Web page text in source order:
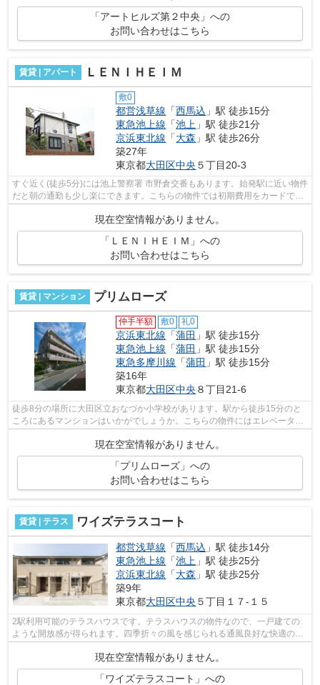
「アートヒルズ第２中央」への
お問い合わせはこちら
賃貸 | アパート ＬＥＮＩＨＥＩＭ
敷0
都営浅草線 「西馬込 」駅 徒歩15分
東急池上線 「池上 」駅 徒歩21分
京浜東北線 「大森 」駅 徒歩26分
築27年
東京都大田区中央 ５丁目20-3
すぐ近く(徒歩5分)には池上警察署 市野倉交番もあります。始発駅に近い物件
だと朝の通勤も少し楽にできます。こちらの物件では初期費用をカードでお
現在空室情報がありません。
「ＬＥＮＩＨＥＩＭ」への
お問い合わせはこちら
賃貸 | マンション プリムローズ
仲手半額 敷0 礼0
京浜東北線 「蒲田 」駅 徒歩15分
東急池上線 「蒲田 」駅 徒歩15分
東急多摩川線 「蒲田 」駅 徒歩15分
築16年
東京都大田区中央 ８丁目21-6
徒歩8分の場所に大田区立おなづか小学校があります。駅から徒歩15分のと
ころにあるマンションはいかがでしょうか。こちらの物件にはエレベーター
現在空室情報がありません。
「プリムローズ」への
お問い合わせはこちら
賃貸 | テラス ワイズテラスコート
都営浅草線 「西馬込 」駅 徒歩14分
東急池上線 「池上 」駅 徒歩25分
京浜東北線 「大森 」駅 徒歩25分
築9年
東京都大田区中央 ５丁目１７-１５
2駅利用可能のテラスハウスです。テラスハウスの物件なので、一戸建ての
ような開放感が得られます。四季折々の風を感じられる通風良好な快適のテ
ラスハウスです。始発駅近くだと朝の混...
現在空室情報がありません。
「ワイズテラスコート」への